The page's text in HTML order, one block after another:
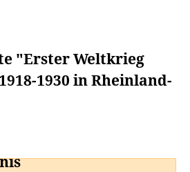
"Erster Weltkrieg
1930 in Rheinland-